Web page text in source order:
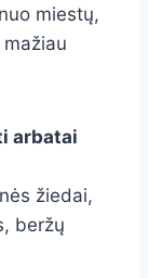
miestų,
arbatai
žiedai,
beržų